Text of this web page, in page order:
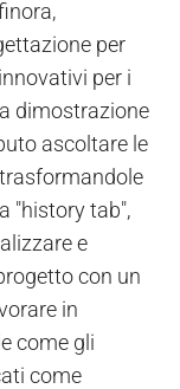
per
per i
dimostrazione
ascoltare le
"history tab",
e
con un
in
come gli
come